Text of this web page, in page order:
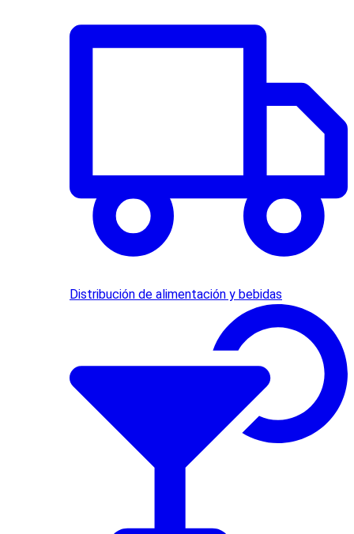
Distribución de alimentación y bebidas